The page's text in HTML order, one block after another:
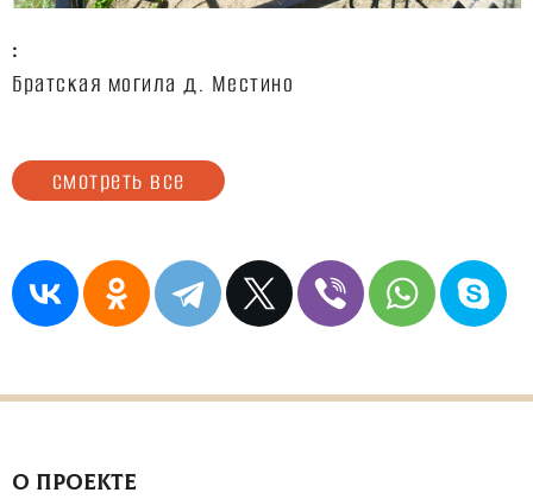
:
Братская могила д. Местино
смотреть все
О ПРОЕКТЕ